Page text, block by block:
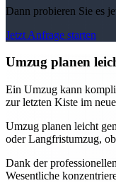
Dann probieren Sie es
Jetzt Anfrage starten
Umzug planen
Ein Umzug kann
zur letzten Kiste im
Umzug planen leicht
oder Langfristumzug,
Dank der
Wesentliche